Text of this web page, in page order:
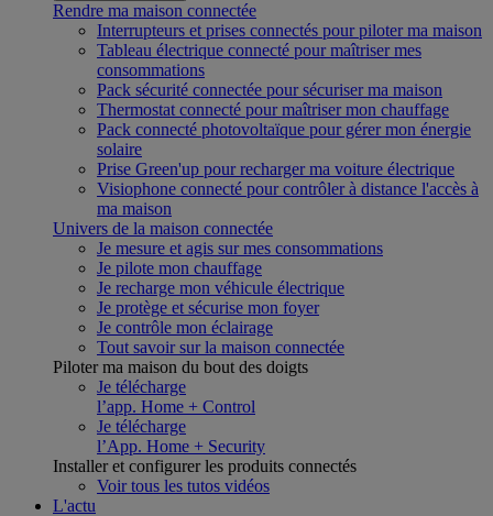
Rendre ma maison connectée
Interrupteurs et prises connectés pour piloter ma maison
Tableau électrique connecté pour maîtriser mes
consommations
Pack sécurité connectée pour sécuriser ma maison
Thermostat connecté pour maîtriser mon chauffage
Pack connecté photovoltaïque pour gérer mon énergie
solaire
Prise Green'up pour recharger ma voiture électrique
Visiophone connecté pour contrôler à distance l'accès à
ma maison
Univers de la maison connectée
Je mesure et agis sur mes consommations
Je pilote mon chauffage
Je recharge mon véhicule électrique
Je protège et sécurise mon foyer
Je contrôle mon éclairage
Tout savoir sur la maison connectée
Piloter ma maison du bout des doigts
Je télécharge
l’app. Home + Control
Je télécharge
l’App. Home + Security
Installer et configurer les produits connectés
Voir tous les tutos vidéos
L'actu